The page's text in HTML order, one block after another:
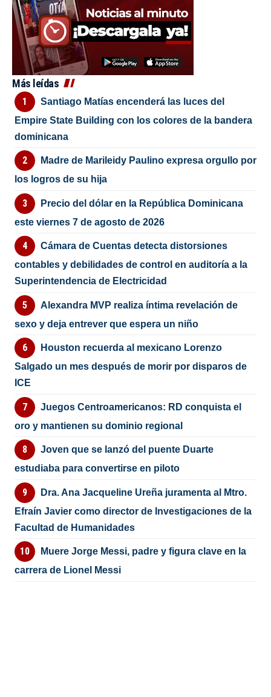
Más leídas
Santiago Matías encenderá las luces del
Empire State Building con los colores de la bandera
dominicana
Madre de Marileidy Paulino expresa orgullo por
los logros de su hija
Precio del dólar en la República Dominicana
este viernes 7 de agosto de 2026
Cámara de Cuentas detecta distorsiones
contables y debilidades de control en auditoría a la
Superintendencia de Electricidad
Alexandra MVP realiza íntima revelación de
sexo y deja entrever que espera un niño
Houston recuerda al mexicano Lorenzo
Salgado un mes después de morir por disparos de
ICE
Juegos Centroamericanos: RD conquista el
oro y mantienen su dominio regional
Joven que se lanzó del puente Duarte
estudiaba para convertirse en piloto
Dra. Ana Jacqueline Ureña juramenta al Mtro.
Efraín Javier como director de Investigaciones de la
Facultad de Humanidades
Muere Jorge Messi, padre y figura clave en la
carrera de Lionel Messi